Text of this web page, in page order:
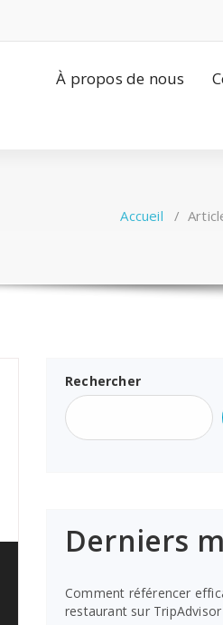
À propos de nous
Accueil /
Rechercher
Derniers
Comment référencer
restaurant sur TripAdvisor